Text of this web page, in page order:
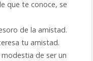
que te conoce, se
de la amistad.
tu amistad.
de ser un